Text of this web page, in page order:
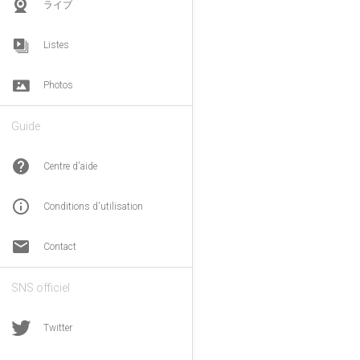
ライブ
Listes
Photos
Guide
help Centre d'aide
info_outline Conditions d'utilisation
email Contact
SNS officiel
Twitter